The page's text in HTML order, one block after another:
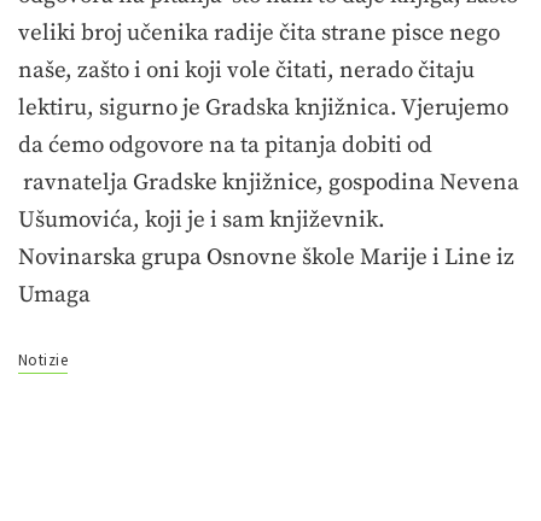
veliki broj učenika radije čita strane pisce nego
naše, zašto i oni koji vole čitati, nerado čitaju
lektiru, sigurno je Gradska knjižnica. Vjerujemo
da ćemo odgovore na ta pitanja dobiti od
ravnatelja Gradske knjižnice, gospodina Nevena
Ušumovića, koji je i sam književnik.
Novinarska grupa Osnovne škole Marije i Line iz
Umaga
Notizie